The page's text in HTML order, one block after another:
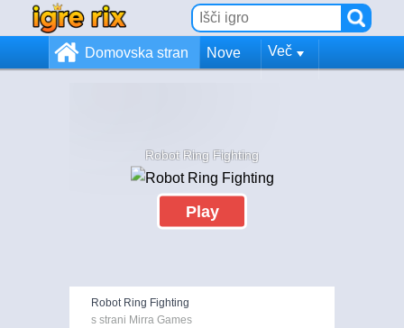
Domovska stran Nove Več
Robot Ring Fighting
Play
Robot Ring Fighting
s strani Mirra Games